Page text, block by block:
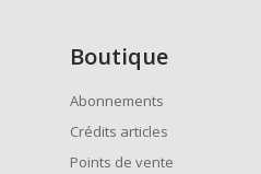
Boutique
Abonnements
Crédits articles
Points de vente